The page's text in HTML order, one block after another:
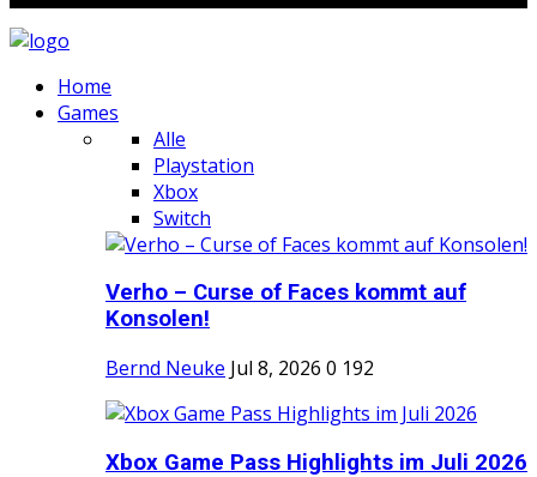
Home
Games
Alle
Playstation
Xbox
Switch
Verho – Curse of Faces kommt auf
Konsolen!
Bernd Neuke Jul 8, 2026 0 192
Xbox Game Pass Highlights im Juli 2026